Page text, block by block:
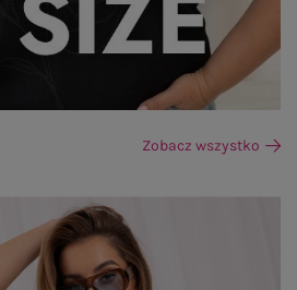
Zobacz wszystko